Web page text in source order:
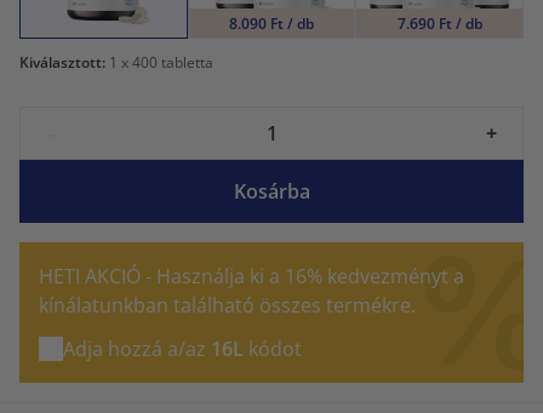
8.090 Ft / db
7.690 Ft / db
Kiválasztott: 1 x 400 tabletta
+
Kosárba
HETI AKCIÓ - Használja ki a 16% kedvezményt a
kínálatunkban található összes termékre.
Adja hozzá a/az 16L kódot